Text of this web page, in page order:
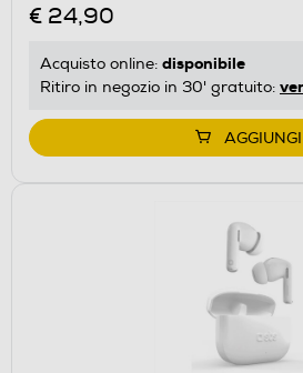
€ 24,90
Acquisto online: disponibile
Ritiro in negozio in 30' gratuito:
AGGIUNGI